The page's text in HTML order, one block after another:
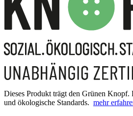
Dieses Produkt trägt den Grünen Knopf.
und ökologische Standards. mehr